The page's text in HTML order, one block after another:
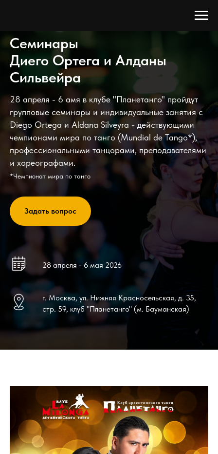
Семинары
Диего Ортега и Алданы
Сильвейра
28 апреля - 6 амя в клубе "Планетанго" пройдут
групповые семинары и индивидуальные занятия с
Diego Ortega и Aldana Silveyra - действующими
чемпионами мира по танго (Mundial de Tango*),
профессиональными танцорами, преподавателями
и хореографами.
*Чемпионат мира по танго
Задать вопрос
28 апреля - 6 мая 2026
г. Москва, ул. Нижняя Красносельская, д. 35,
стр. 59, клуб "Планетанго" (м. Бауманская)